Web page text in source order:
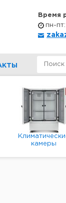
Время
пн-
камеры